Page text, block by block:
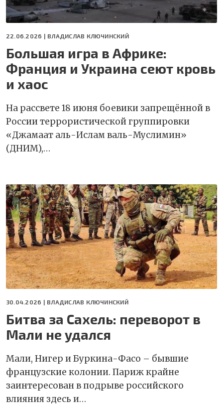
22.06.2026 | ВЛАДИСЛАВ КЛЮЧИНСКИЙ
Большая игра в Африке:
Франция и Украина сеют кровь
и хаос
На рассвете 18 июня боевики запрещённой в
России террористической группировки
«Джамаат аль-Ислам валь-Муслимин»
(ДНИМ),…
30.04.2026 | ВЛАДИСЛАВ КЛЮЧИНСКИЙ
Битва за Сахель: переворот в
Мали не удался
Мали, Нигер и Буркина-Фасо – бывшие
французские колонии. Париж крайне
заинтересован в подрыве российского
влияния здесь и…